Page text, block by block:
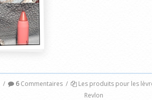
/ 6Commentaires / Les produits pour les
Revlon